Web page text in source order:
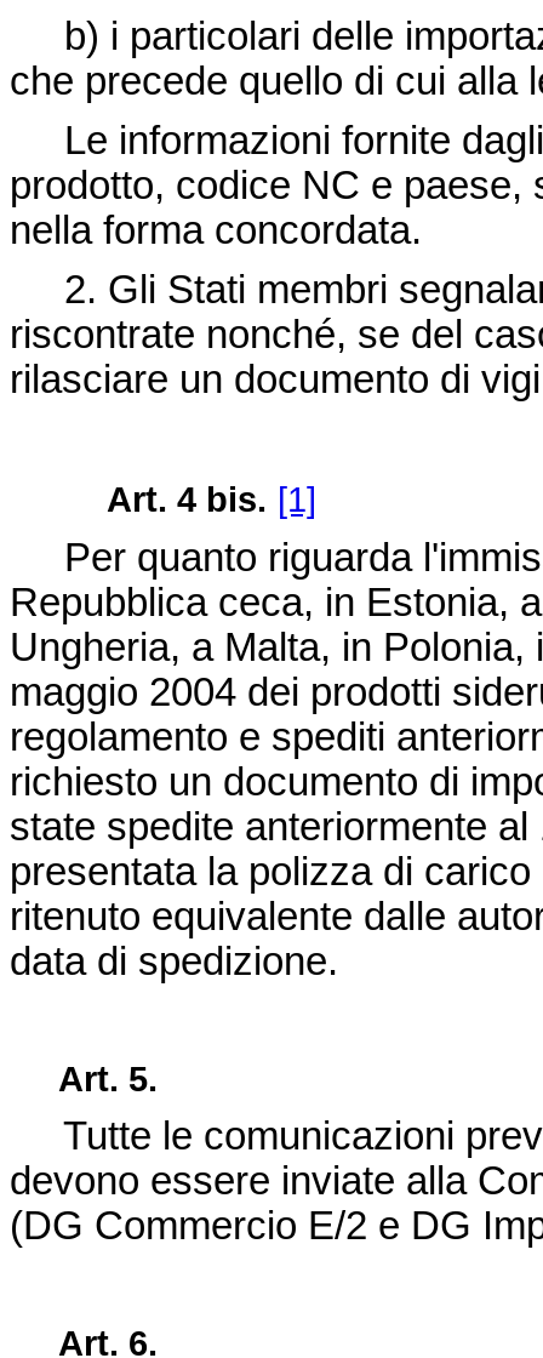
b) i particolari delle
che precede quello di cui alla
Le informazioni fornite
prodotto, codice NC e
nella forma concordata.
2. Gli Stati membri
riscontrate nonché, se del
rilasciare un documento di
Art. 4 bis. [1]
Per quanto riguarda
Repubblica ceca, in Estonia,
Ungheria, a Malta, in
maggio 2004 dei prodotti
regolamento e spediti
richiesto un documento di
state spedite anteriormente
presentata la polizza di
ritenuto equivalente dalle
data di spedizione.
Art. 5.
Tutte le comunicazioni
devono essere inviate alla
(DG Commercio E/2 e DG
Art. 6.